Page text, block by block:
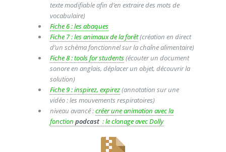
texte modifiable afin d’en extraire des mots de
vocabulaire)
Fiche 6 : les abaques
Fiche 7 : les animaux de la forêt(création en direct
d’un schéma fonctionnel sur la chaîne alimentaire)
Fiche 8 : tools for students(écouter un document
sonore en anglais, déplacer un objet, découvrir la
solution)
Fiche 9 : inspirez, expirez(annotation sur une
vidéo : les mouvements respiratoires)
niveau avancé :créer une animation avec la
fonction podcast : le clonage avec Dolly